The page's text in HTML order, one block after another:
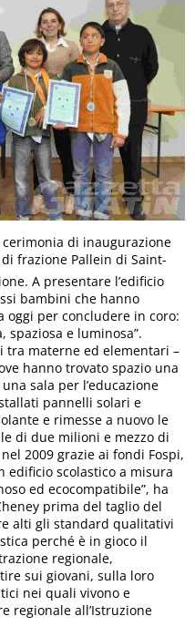
di inaugurazione
frazione Pallein di Saint-
A presentare l’edificio
bambini che hanno
oggi per concludere in coro:
spaziosa e luminosa”.
tra materne ed elementari –
hanno trovato spazio una
sala per l’educazione
pannel­li solari e
e rimesse a nuovo le
di due milioni e mezzo di
2009 grazie ai fondi Fospi,
edificio scolastico a misura
ed ecocompatibile”, ha
prima del taglio del
alti gli standard qualitativi
perché è in gioco il
regionale,
sui giovani, sulla loro
nei quali vivono e
regionale all’Istruzione